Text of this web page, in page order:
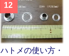
12
ハトメの使い方・